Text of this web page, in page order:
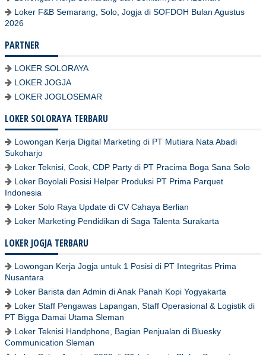
Loker F&B Semarang, Solo, Jogja di SOFDOH Bulan Agustus
2026
PARTNER
LOKER SOLORAYA
LOKER JOGJA
LOKER JOGLOSEMAR
LOKER SOLORAYA TERBARU
Lowongan Kerja Digital Marketing di PT Mutiara Nata Abadi
Sukoharjo
Loker Teknisi, Cook, CDP Party di PT Pracima Boga Sana Solo
Loker Boyolali Posisi Helper Produksi PT Prima Parquet
Indonesia
Loker Solo Raya Update di CV Cahaya Berlian
Loker Marketing Pendidikan di Saga Talenta Surakarta
LOKER JOGJA TERBARU
Lowongan Kerja Jogja untuk 1 Posisi di PT Integritas Prima
Nusantara
Loker Barista dan Admin di Anak Panah Kopi Yogyakarta
Loker Staff Pengawas Lapangan, Staff Operasional & Logistik di
PT Bigga Damai Utama Sleman
Loker Teknisi Handphone, Bagian Penjualan di Bluesky
Communication Sleman